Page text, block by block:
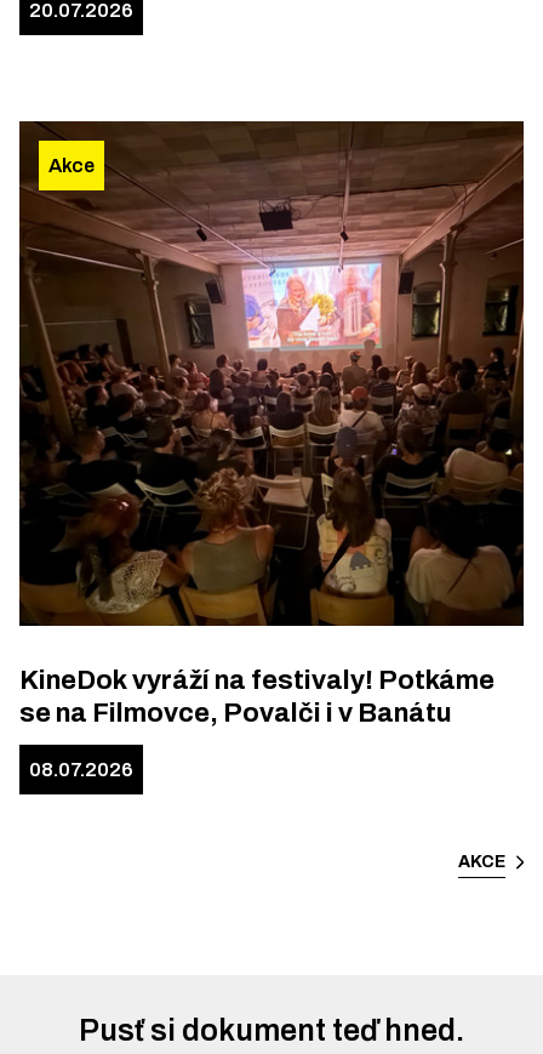
20.07.2026
Akce
KineDok vyráží na festivaly! Potkáme
se na Filmovce, Povalči i v Banátu
08.07.2026
AKCE
Pusť si dokument teď hned.